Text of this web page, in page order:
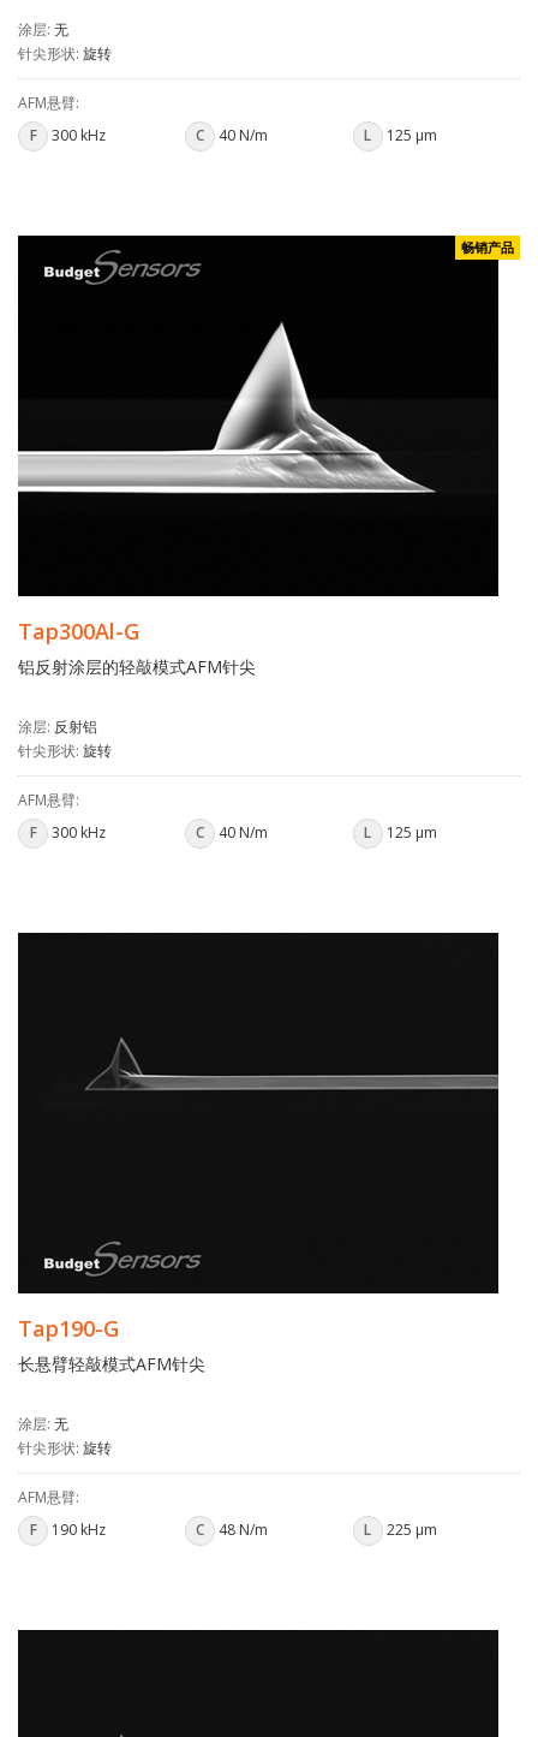
涂层: 无
针尖形状: 旋转
AFM悬臂:
F
300 kHz C 40 N/m L 125 µm
畅销产品
Tap300Al-G
铝反射涂层的轻敲模式AFM针尖
涂层: 反射铝
针尖形状: 旋转
AFM悬臂:
F
300 kHz C 40 N/m L 125 µm
Tap190-G
长悬臂轻敲模式AFM针尖
涂层: 无
针尖形状: 旋转
AFM悬臂:
F
190 kHz C 48 N/m L 225 µm